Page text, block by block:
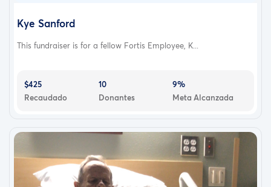
Kye Sanford
This fundraiser is for a fellow Fortis Employee, K...
$425
Recaudado
10
Donantes
9%
Meta Alcanzada